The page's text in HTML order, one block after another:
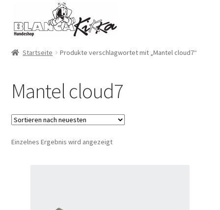
Navigation
springen
Inhalt
springen
Startseite Produkte verschlagwortet mit „Mantel cloud7“
Mantel cloud7
Einzelnes Ergebnis wird angezeigt